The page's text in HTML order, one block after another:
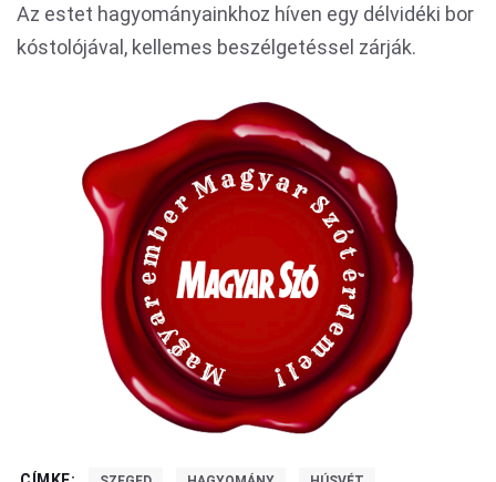
Az estet hagyományainkhoz híven egy délvidéki bor
kóstolójával, kellemes beszélgetéssel zárják.